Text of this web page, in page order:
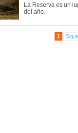
La Reserva es un
del año.
1